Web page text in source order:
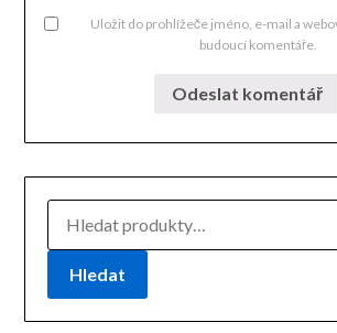
Uložit do prohlížeče jméno, e-mail a
budoucí komentáře.
Hledat